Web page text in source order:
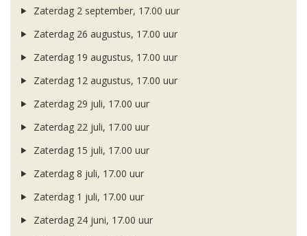
Zaterdag 2 september, 17.00 uur
Zaterdag 26 augustus, 17.00 uur
Zaterdag 19 augustus, 17.00 uur
Zaterdag 12 augustus, 17.00 uur
Zaterdag 29 juli, 17.00 uur
Zaterdag 22 juli, 17.00 uur
Zaterdag 15 juli, 17.00 uur
Zaterdag 8 juli, 17.00 uur
Zaterdag 1 juli, 17.00 uur
Zaterdag 24 juni, 17.00 uur